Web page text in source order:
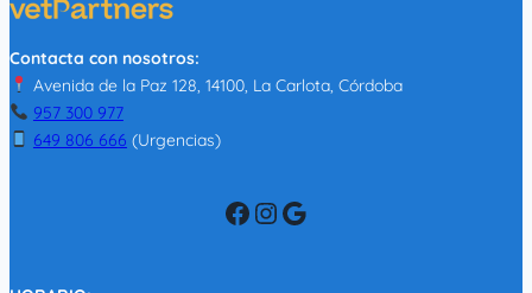
Contacta con nosotros:
Avenida de la Paz 128, 14100, La Carlota, Córdoba
957 300 977
649 806 666 (Urgencias)
Facebook InstagramGoogle